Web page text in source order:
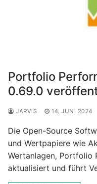
Portfolio
0.69.0
JARVIS 14. JUNI 2024
Die Open-Source
und Wertpapiere wie
Wertanlagen, Portfolio
aktualisiert und führt